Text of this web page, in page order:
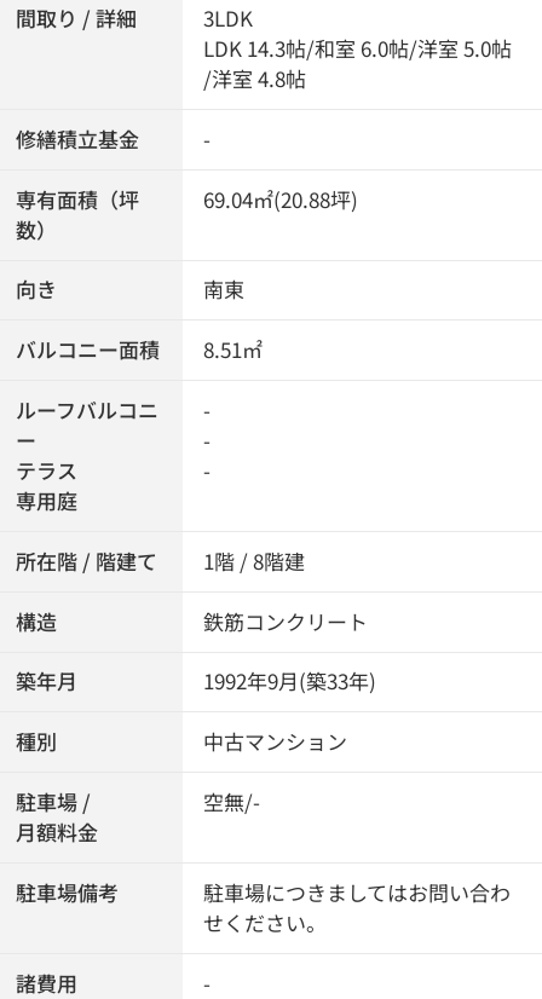
間取り / 詳細
3LDK
LDK 14.3帖/和室 6.0帖/洋室 5.0帖
/洋室 4.8帖
修繕積立基金 -
専有面積（坪
数）
69.04㎡(20.88坪)
向き 南東
バルコニー面積 8.51㎡
ルーフバルコニ
ー
テラス
専用庭
-
-
-
所在階 / 階建て 1階 / 8階建
構造 鉄筋コンクリート
築年月 1992年9月(築33年)
種別 中古マンション
駐車場 /
月額料金
空無/-
駐車場備考
駐車場につきましてはお問い合わ
せください。
諸費用 -